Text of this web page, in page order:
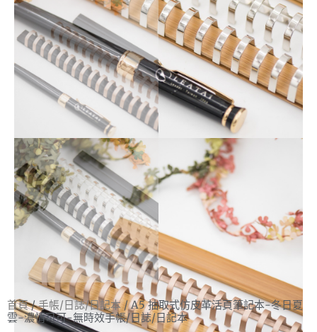
首頁/手帳/日誌/日記本/ A5 抽取式仿皮革活頁筆記本-冬日夏
雲-濃情可可-無時效手帳/日誌/日記本